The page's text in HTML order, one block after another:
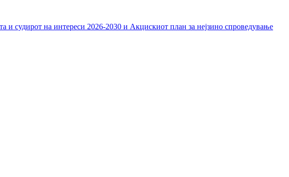
и судирот на интереси 2026-2030 и Акцискиот план за нејзино спроведување